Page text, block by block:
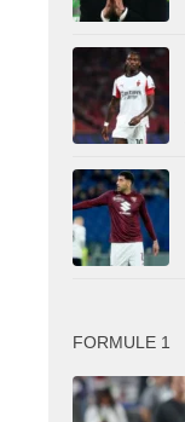
FORMULE 1